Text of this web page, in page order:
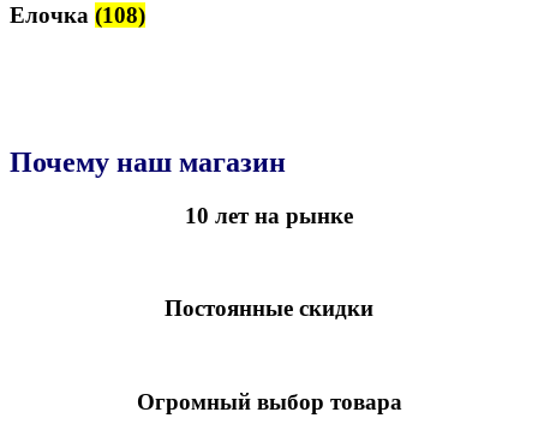
Елочка (108)
Почему наш магазин
10 лет на рынке
Постоянные скидки
Огромный выбор товара